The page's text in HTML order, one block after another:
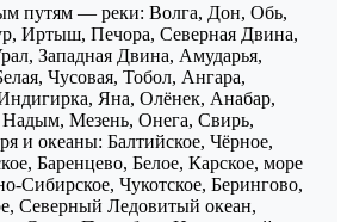
путям — реки: Волга, Дон, Обь,
Иртыш, Печора, Северная Двина,
Западная Двина, Амударья,
Чусовая, Тобол, Ангара,
Яна, Олёнек, Анабар,
Надым, Мезень, Онега, Свирь,
и океаны: Балтийское, Чёрное,
Баренцево, Белое, Карское, море
Сибирское, Чукотское, Берингово,
Северный Ледовитый океан,